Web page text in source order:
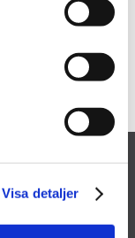
Visa detaljer